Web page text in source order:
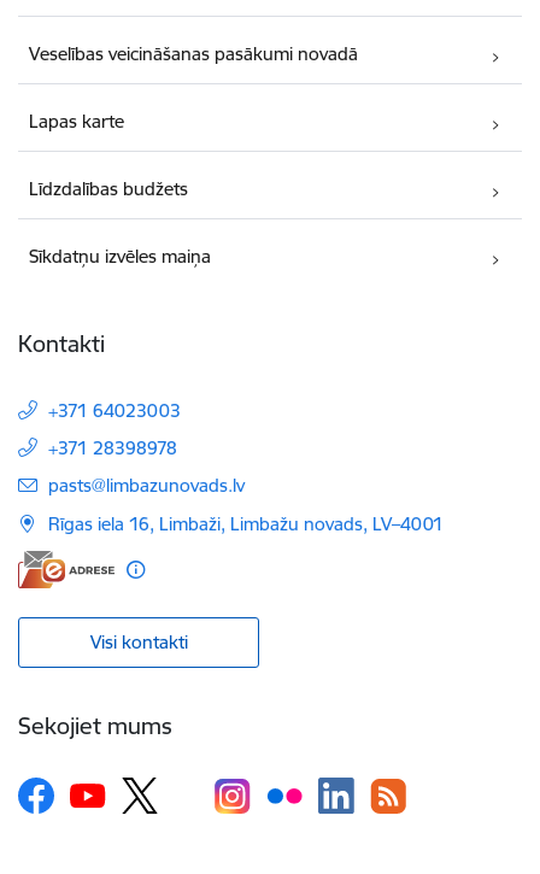
Veselības veicināšanas pasākumi novadā
Lapas karte
Līdzdalības budžets
Sīkdatņu izvēles maiņa
Kontakti
+371 64023003
+371 28398978
E-pasts:
pasts@limbazunovads.lv
Rīgas iela 16, Limbaži, Limbažu novads, LV–4001
Visi kontakti
Sekojiet mums